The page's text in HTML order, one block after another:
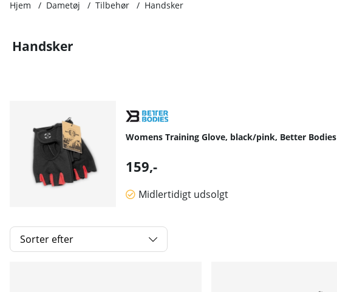
Hjem Dametøj Tilbehør Handsker
Handsker
Womens Training Glove, black/pink, Better Bodies
159,-
Midlertidigt udsolgt
Sorter efter